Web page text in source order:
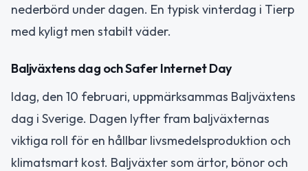
nederbörd under dagen. En typisk vinterdag i Tierp
med kyligt men stabilt väder.
Baljväxtens dag och Safer Internet Day
Idag, den 10 februari, uppmärksammas Baljväxtens
dag i Sverige. Dagen lyfter fram baljväxternas
viktiga roll för en hållbar livsmedelsproduktion och
klimatsmart kost. Baljväxter som ärtor, bönor och